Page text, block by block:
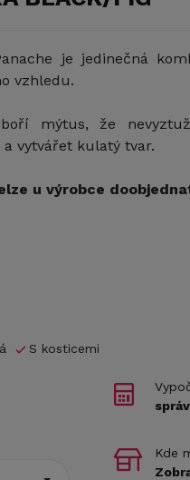
je jedinečná
vzhledu.
mýtus, že
vytvářet kulatý tvar.
u výrobce
S kosticemi
Kde